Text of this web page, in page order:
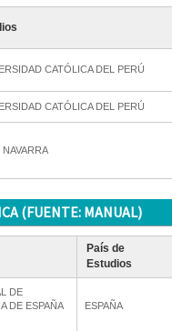
CATÓLICA DEL PERÚ
CATÓLICA DEL PERÚ
(FUENTE: MANUAL)
País de
Estudios
DE
DE ESPAÑA
ESPAÑA